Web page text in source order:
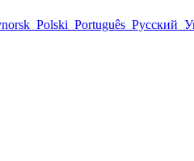
Polski Português Русский